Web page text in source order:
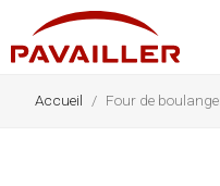
Accueil Four de